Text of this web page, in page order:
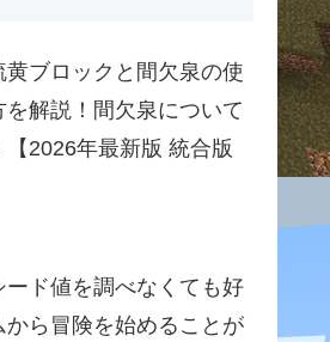
黄ブロックと間欠泉の使
解説！間欠泉について
2026年最新版 統合版
ード値を調べなくても好
から冒険を始めることが